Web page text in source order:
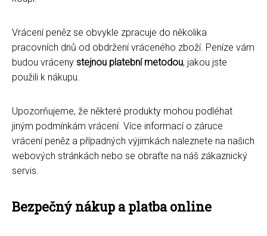
Vrácení peněz se obvykle zpracuje do několika
pracovních dnů od obdržení vráceného zboží. Peníze vám
budou vráceny stejnou platební metodou, jakou jste
použili k nákupu.
Upozorňujeme, že některé produkty mohou podléhat
jiným podmínkám vrácení. Více informací o záruce
vrácení peněz a případných výjimkách naleznete na našich
webových stránkách nebo se obraťte na náš zákaznický
servis.
Bezpečný nákup a platba online